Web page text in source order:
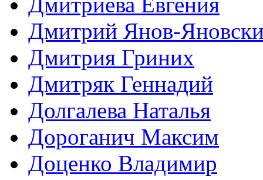
Дмитрий Янов-
Дмитрия Гриних
Дмитряк Геннадий
Долгалева Наталья
Дороганич Максим
Доценко Владимир